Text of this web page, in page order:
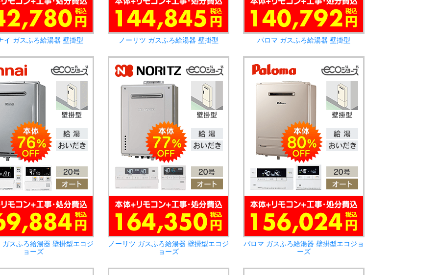
イ ガスふろ給湯器 壁掛型 ノーリツ ガスふろ給湯器 壁掛型 パロマ ガスふろ給湯器 壁掛型
ガスふろ給湯器 壁掛型エコジ
ョーズ
ノーリツ ガスふろ給湯器 壁掛型エコジ
ョーズ
パロマ ガスふろ給湯器 壁掛型エコジョ
ーズ